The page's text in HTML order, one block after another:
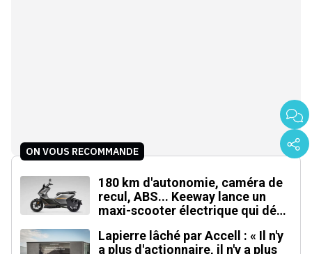
ON VOUS RECOMMANDE
180 km d'autonomie, caméra de
recul, ABS... Keeway lance un
maxi-scooter électrique qui défie
Lapierre lâché par Accell : « Il n'y
a plus d'actionnaire, il n'y a plus